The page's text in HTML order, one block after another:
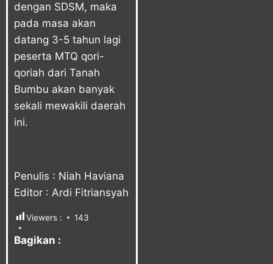
dengan SDSM, maka
pada masa akan
datang 3-5 tahun lagi
peserta MTQ qori-
qoriah dari Tanah
Bumbu akan banyak
sekali mewakili daerah
ini.
Penulis : Niah Haviana
Editor : Ardi Fitriansyah
Viewers : 143
Bagikan :